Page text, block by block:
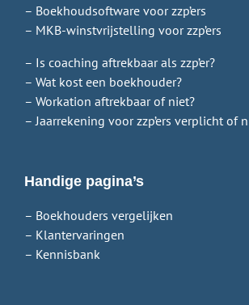
– Boekhoudsoftware voor zzp’ers
– MKB-winstvrijstelling voor zzp’ers
– Is coaching aftrekbaar als zzp’er?
– Wat kost een boekhouder?
– Workation aftrekbaar of niet?
– Jaarrekening voor zzp’ers verplicht of
Handige pagina’s
– Boekhouders vergelijken
– Klantervaringen
– Kennisbank